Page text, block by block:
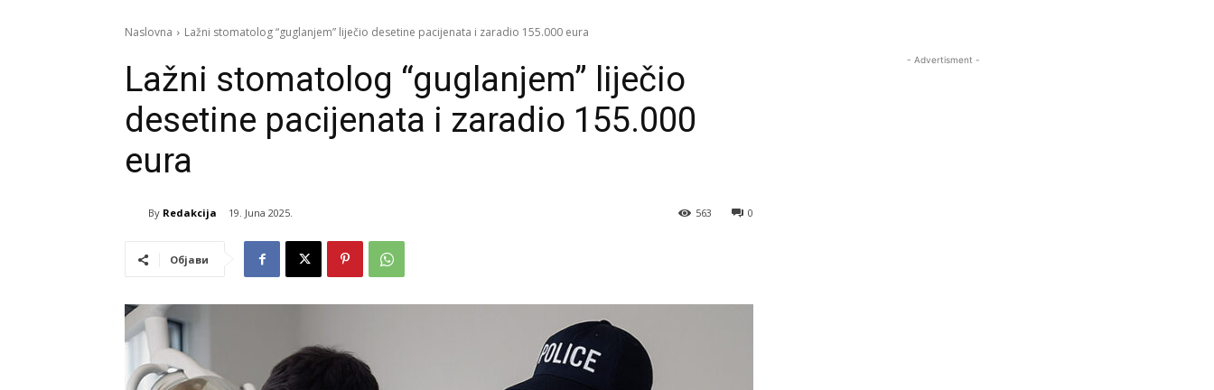
Naslovna Lažni stomatolog “guglanjem” liječio desetine pacijenata i zaradio 155.000 eura
Lažni stomatolog “guglanjem” liječio
desetine pacijenata i zaradio 155.000
eura
By Redakcija 19. Juna 2025. 0
563
Објави
- Advertisment -